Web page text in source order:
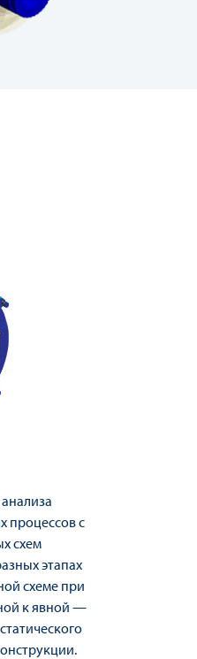
процессов с
схем
этапах
схеме при
к явной —